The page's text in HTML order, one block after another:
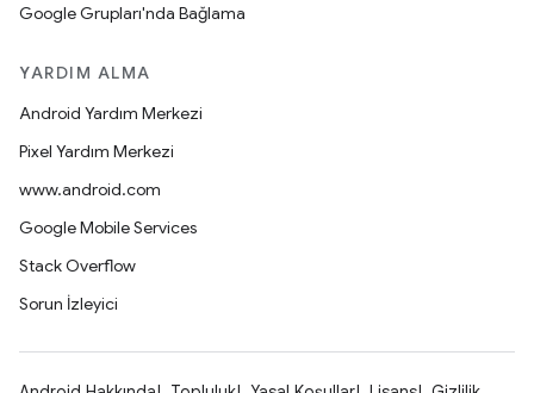
Google Grupları'nda Bağlama
YARDIM ALMA
Android Yardım Merkezi
Pixel Yardım Merkezi
www.android.com
Google Mobile Services
Stack Overflow
Sorun İzleyici